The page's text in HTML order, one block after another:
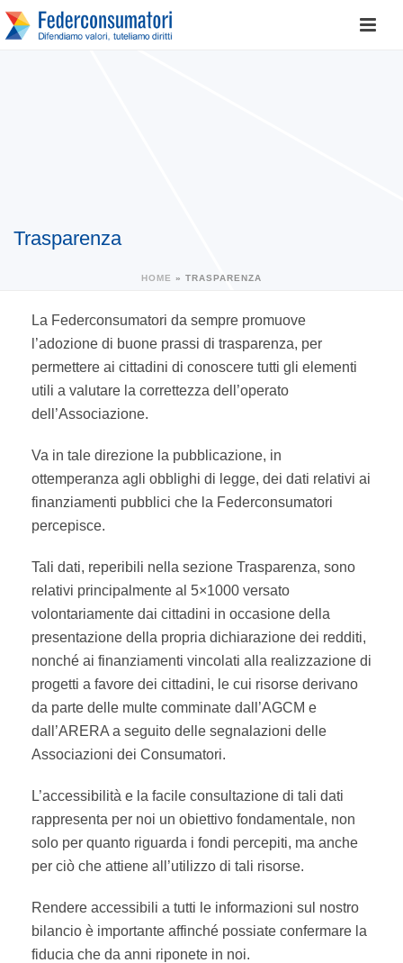
Trasparenza
HOME » TRASPARENZA
La Federconsumatori da sempre promuove
l’adozione di buone prassi di trasparenza, per
permettere ai cittadini di conoscere tutti gli elementi
utili a valutare la correttezza dell’operato
dell’Associazione.
Va in tale direzione la pubblicazione, in
ottemperanza agli obblighi di legge, dei dati relativi ai
finanziamenti pubblici che la Federconsumatori
percepisce.
Tali dati, reperibili nella sezione Trasparenza, sono
relativi principalmente al 5×1000 versato
volontariamente dai cittadini in occasione della
presentazione della propria dichiarazione dei redditi,
nonché ai finanziamenti vincolati alla realizzazione di
progetti a favore dei cittadini, le cui risorse derivano
da parte delle multe comminate dall’AGCM e
dall’ARERA a seguito delle segnalazioni delle
Associazioni dei Consumatori.
L’accessibilità e la facile consultazione di tali dati
rappresenta per noi un obiettivo fondamentale, non
solo per quanto riguarda i fondi percepiti, ma anche
per ciò che attiene all’utilizzo di tali risorse.
Rendere accessibili a tutti le informazioni sul nostro
bilancio è importante affinché possiate confermare la
fiducia che da anni riponete in noi.